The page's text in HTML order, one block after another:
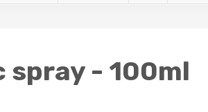
- 100ml